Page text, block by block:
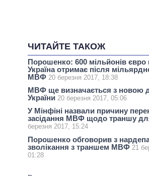
ЧИТАЙТЕ ТАКОЖ
Порошенко: 600 мільйонів євро
Україна отримає після
МВФ 20 березня 2017, 18:38
МВФ ще визначається з новою
України 20 березня 2017, 05:06
У Мінфіні назвали причину
засідання МВФ щодо траншу
березня 2017, 15:24
Порошенко обговорив з
зволікання з траншем МВФ 21
01:28